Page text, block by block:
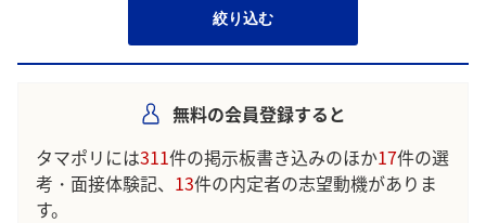
絞り込む
無料の会員登録すると
タマポリには311件の掲示板書き込みのほか17件の選
考・面接体験記、 13件の内定者の志望動機がありま
す。